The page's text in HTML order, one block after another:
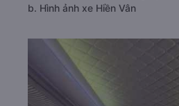
b. Hình ảnh xe Hiền Vân